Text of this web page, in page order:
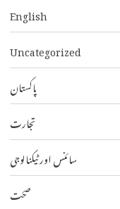
English
Uncategorized
پاکستان
تجارت
سائنس اور ٹیکنالوجی
صحت